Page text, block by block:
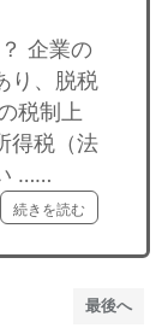
企業の
り、脱税
税制上
得税（法
……
続きを読む
最後へ